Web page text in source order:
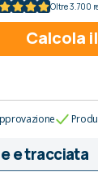
Oltre 3.700
Calcola
e tracciata